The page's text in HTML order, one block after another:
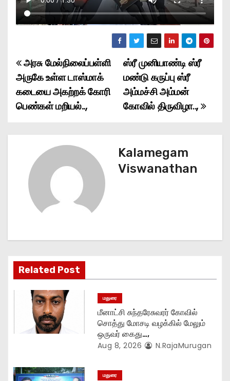
P
o
s
t
g
a
t
ஸ்ரீ முனியாண்டி ஸ்ரீ
மண்டு கருப்பு ஸ்ரீ
அம்மச்சி அம்மன்
கோவில் திருவிழா..,
அரசு மேல்நிலைப்பள்ளி
அருகே உள்ள டாஸ்மாக்
கடையை அகற்றக் கோரி
பெண்கள் மறியல்..,
Kalamegam
Viswanathan
Related Post
மதுரை
மீனாட்சி சுந்தரேசுவரர் கோவில்
சொத்து மோசடி வழக்கில் மேலும்
ஒருவர் கைது…,
Aug 8, 2026 N.RajaMurugan
மதுரை